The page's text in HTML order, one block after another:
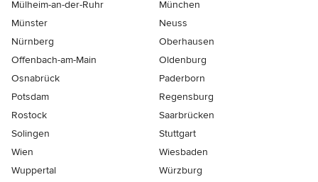
Mülheim-an-der-Ruhr
München
Münster
Neuss
Nürnberg
Oberhausen
Offenbach-am-Main
Oldenburg
Osnabrück
Paderborn
Potsdam
Regensburg
Rostock
Saarbrücken
Solingen
Stuttgart
Wien
Wiesbaden
Wuppertal
Würzburg